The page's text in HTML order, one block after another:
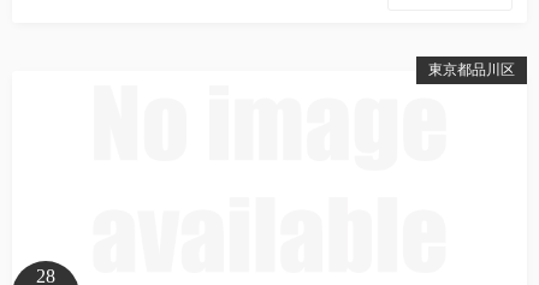
東京都品川区
28